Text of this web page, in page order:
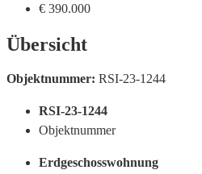
€ 390.000
Übersicht
Objektnummer: RSI-23-1244
RSI-23-1244
Objektnummer
Erdgeschosswohnung